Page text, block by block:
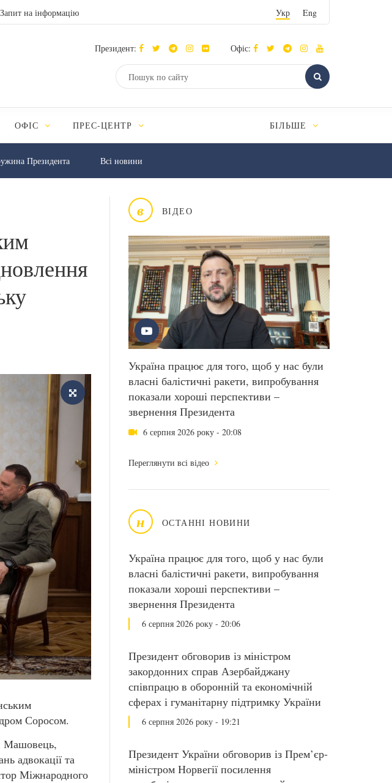
Запит на інформацію Укр Eng
Президент: Офіс:
ОФІС ПРЕС-ЦЕНТР БІЛЬШЕ
Президента Всі новини
в ВІДЕО
Україна працює для того, щоб у нас були
власні балістичні ракети, випробування
показали хороші перспективи –
звернення Президента
6 серпня 2026 року - 20:08
Переглянути всі відео
н ОСТАННІ НОВИНИ
Україна працює для того, щоб у нас були
власні балістичні ракети, випробування
показали хороші перспективи –
звернення Президента
6 серпня 2026 року - 20:06
Президент обговорив із міністром
закордонних справ Азербайджану
співпрацю в оборонній та економічній
сферах і гуманітарну підтримку України
6 серпня 2026 року - 19:21
Президент України обговорив із Прем’єр-
міністром Норвегії посилення
Соросом.
Машовець,
адвокації та
Міжнародного